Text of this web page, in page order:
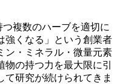
つ複数のハーブを適切に
強くなる」という創業者
ン・ミネラル・微量元素
の持つ力を最大限に引
て研究が続けられてきま